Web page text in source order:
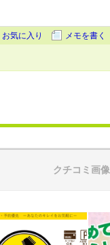
お気に入り メモを書く
クチコミ画像